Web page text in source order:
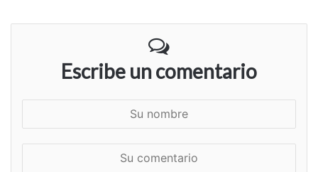
Escribe un comentario